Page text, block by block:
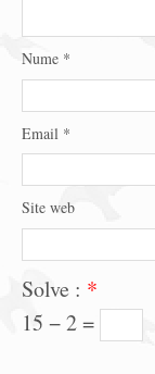
Nume *
Email *
Site web
Solve : *
15 − 2 =